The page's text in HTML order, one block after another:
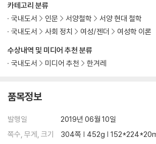
수상내역 및 미디어 추천 분류
국내도서
미디어 추천 한겨레
카테고리 분류
국내도서
인문 서양철학
서양 현대 철학
국내도서
사회 정치 여성/젠더 여성학 이론
품목정보
발행일
2019년 06월 10일
쪽수, 무게, 크기
304쪽 | 452g |